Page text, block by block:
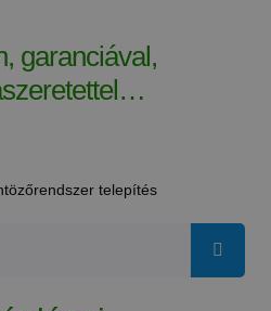
garanciával,